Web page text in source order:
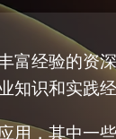
富经验的资
知识和实践
用，其中一